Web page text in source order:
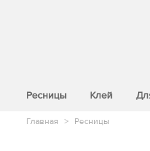
Ресницы Клей
Главная > Ресницы